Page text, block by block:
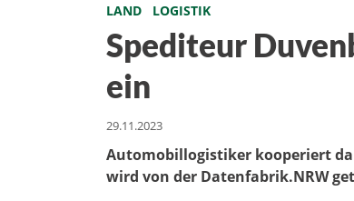
LAND LOGISTIK
Spediteur
ein
29.11.2023
Automobillogistiker kooperiert
wird von der Datenfabrik.NRW